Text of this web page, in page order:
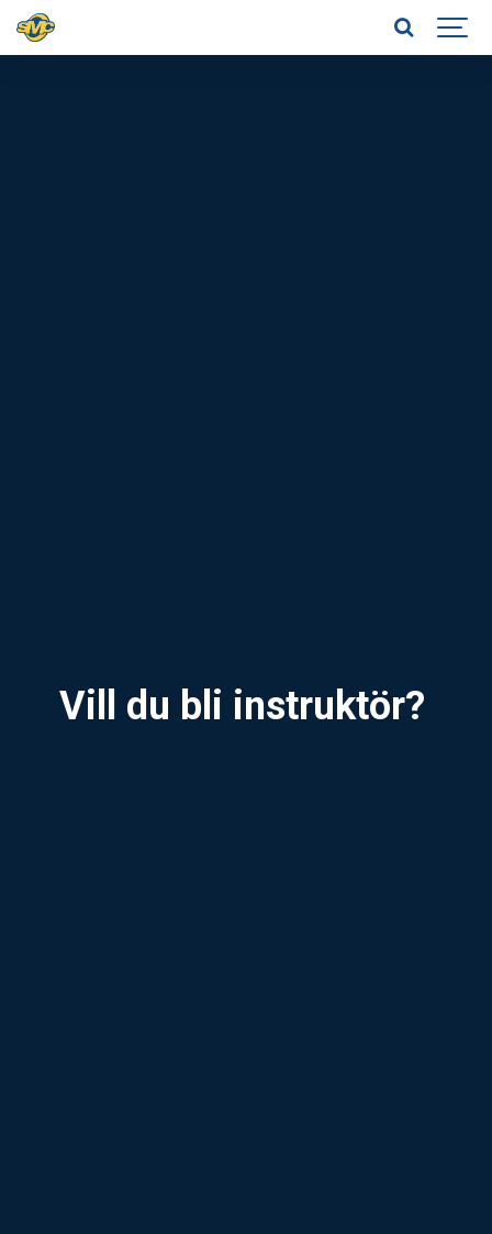
Vill du bli instruktör?